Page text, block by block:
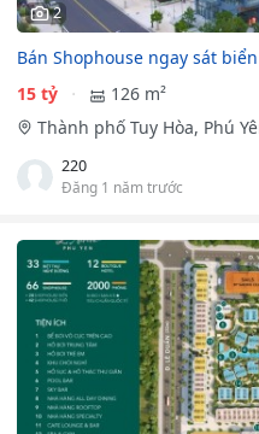
2
Bán Shophouse ngay sát
15 tỷ
126 m²
Thành phố Tuy Hòa, Phú
220
Đăng 1 năm trước